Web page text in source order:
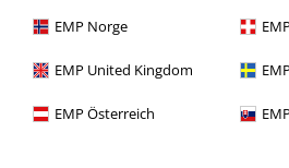
EMP Norge
EMP United Kingdom
EMP Österreich